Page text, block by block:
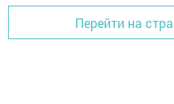
Перейти на